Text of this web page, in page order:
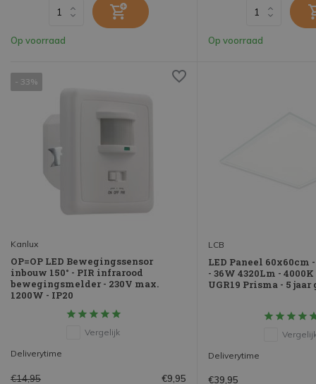
Op voorraad Op voorraad
- 33%
Kanlux
OP=OP LED Bewegingssensor
inbouw 150° - PIR infrarood
bewegingsmelder - 230V max.
1200W - IP20
Vergelijk
Deliverytime
€14,95 €9,95
LCB
LED Paneel 60x60cm
- 36W 4320Lm -
UGR19 Prisma - 5
Deliverytime
€39,95